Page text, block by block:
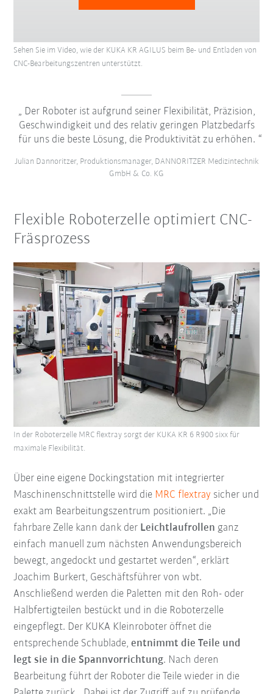
Sehen Sie im Video, wie der KUKA KR AGILUS beim Be- und Entladen von
CNC-Bearbeitungszentren unterstützt.
Der Roboter ist aufgrund seiner Flexibilität, Präzision,
Geschwindigkeit und des relativ geringen Platzbedarfs
für uns die beste Lösung, die Produktivität zu erhöhen.
Julian Dannoritzer, Produktionsmanager, DANNORITZER Medizintechnik
GmbH & Co. KG
Flexible Roboterzelle optimiert CNC-
Fräsprozess
Über eine eigene Dockingstation mit integrierter
Maschinenschnittstelle wird die MRC flextray sicher und
exakt am Bearbeitungszentrum positioniert. „Die
fahrbare Zelle kann dank der Leichtlaufrollen ganz
einfach manuell zum nächsten Anwendungsbereich
bewegt, angedockt und gestartet werden“, erklärt
Joachim Burkert, Geschäftsführer von wbt.
Anschließend werden die Paletten mit den Roh- oder
Halbfertigteilen bestückt und in die Roboterzelle
eingepflegt. Der KUKA Kleinroboter öffnet die
entsprechende Schublade,entnimmt die Teile und
legt sie in die Spannvorrichtung. Nach deren
Bearbeitung führt der Roboter die Teile wieder in die
In der Roboterzelle MRC flextray sorgt der KUKA KR 6 R900 sixx für
maximale Flexibilität.